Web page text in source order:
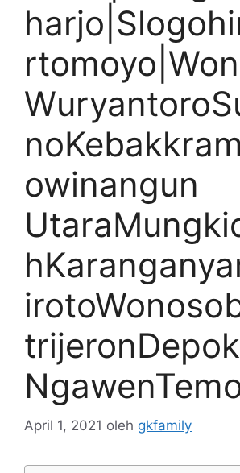
owinangun
April 1, 2021 oleh gkfamily